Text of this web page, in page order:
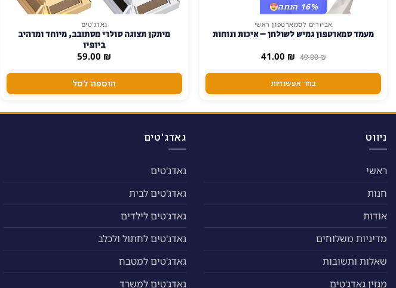
16% הנחה
אביזרים לסמארטפון ראשי
מעמד סמארטפון גמיש לשולחן – איכות ונוחות
49.00₪ המחיר
היה:
49.00 ₪.
41.00 ₪ המחיר
הוא:
בחר אפשרויות
זה
ניתן
האפשרויות
בעמוד
גאדג'טים
מיתקן תצוגה סולרי מסתובב, מיוחד ומרהיב
ביופיו
59.00 ₪
הוספה לסל
ניווט
ראשי
חנות
אודות
מדיניות משלוחים
שאלות ותשובות
מגזין גאדג'טים
גאדג'טים
גאדג'טים
גאדג'טים לבית
גאדג'טים לילדים
גאדג'טים לחתול ולכלב
גאדג'טים למטבח
גאדג'טים למשרד